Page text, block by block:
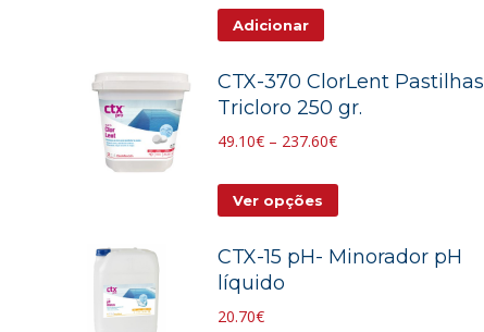
Adicionar
CTX-370 ClorLent Pastilhas
Tricloro 250 gr.
49.10€ – 237.60€Price
237.60€
Ver opções
has
CTX-15 pH- Minorador pH
líquido
20.70€